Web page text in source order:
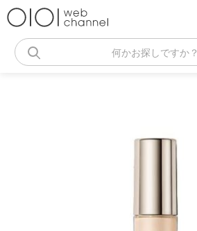
何かお探しですか？